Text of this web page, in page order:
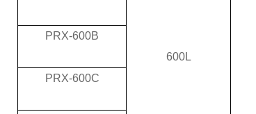
600L
PRX-600B
PRX-600C